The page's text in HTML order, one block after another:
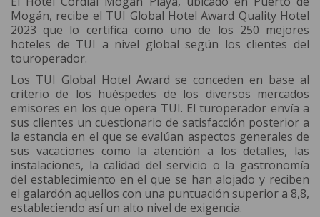
Mogán, recibe el TUI Global Hotel Award Quality Hotel
2023 que lo certifica como uno de los 250 mejores
hoteles de TUI a nivel global según los clientes del
touroperador.
Los TUI Global Hotel Award se conceden en base al
criterio de los huéspedes de los diversos mercados
emisores en los que opera TUI. El turoperador envía a
sus clientes un cuestionario de satisfacción posterior a
la estancia en el que se evalúan aspectos generales de
sus vacaciones como la atención a los detalles, las
instalaciones, la calidad del servicio o la gastronomía
del establecimiento en el que se han alojado y reciben
el galardón aquellos con una puntuación superior a 8,8,
estableciendo así un alto nivel de exigencia.